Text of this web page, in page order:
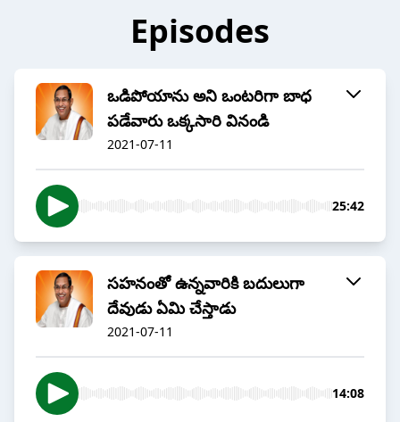
Episodes
ఒడిపోయాను అని ఒంటరిగా బాధ
పడేవారు ఒక్కసారి వినండి
2021-07-11
25:42
సహనంతో ఉన్నవారికి బదులుగా
దేవుడు ఏమి చేస్తాడు
2021-07-11
14:08